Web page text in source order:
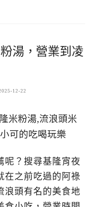
湯，營業到凌
12-22
呢？搜尋基隆宵夜
在之前吃過的阿祿
浪頭有名的美食地